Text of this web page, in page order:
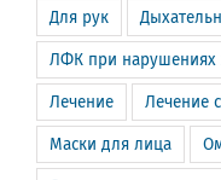
Для рук
ЛФК при нарушениях
Лечение Лечение
Маски для лица